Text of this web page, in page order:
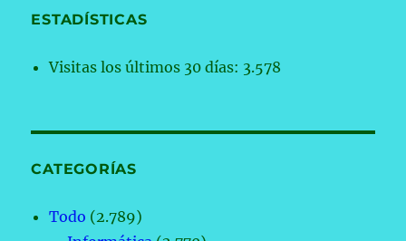
ESTADÍSTICAS
Visitas los últimos 30 días: 3.578
CATEGORÍAS
Todo (2.789)